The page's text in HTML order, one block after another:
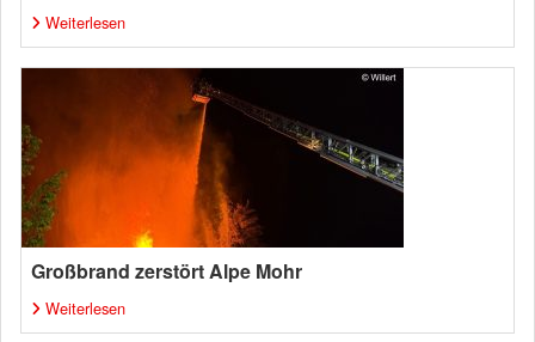
Weiterlesen
Großbrand zerstört Alpe Mohr
Weiterlesen